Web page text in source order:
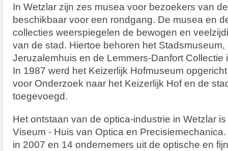
In Wetzlar zijn zes musea voor bezoekers van
beschikbaar voor een rondgang. De musea en
collecties weerspiegelen de bewogen en
van de stad. Hiertoe behoren het
Jeruzalemhuis en de Lemmers-Danfort Collectie
In 1987 werd het Keizerlijk Hofmuseum
voor Onderzoek naar het Keizerlijk Hof en de
toegevoegd.
Het ontstaan van de optica-industrie in Wetzlar
Viseum - Huis van Optica en
in 2007 en 14 ondernemers uit de optische en